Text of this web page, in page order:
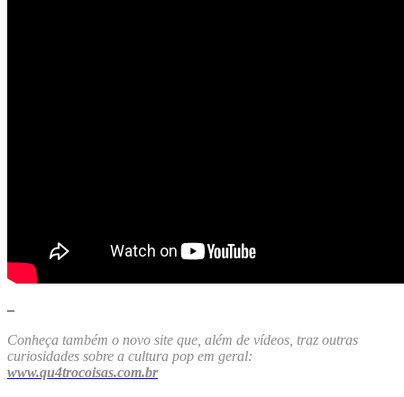
–
Conheça também o novo site que, além de vídeos, traz outras
curiosidades sobre a cultura pop em geral:
www.qu4trocoisas.com.br